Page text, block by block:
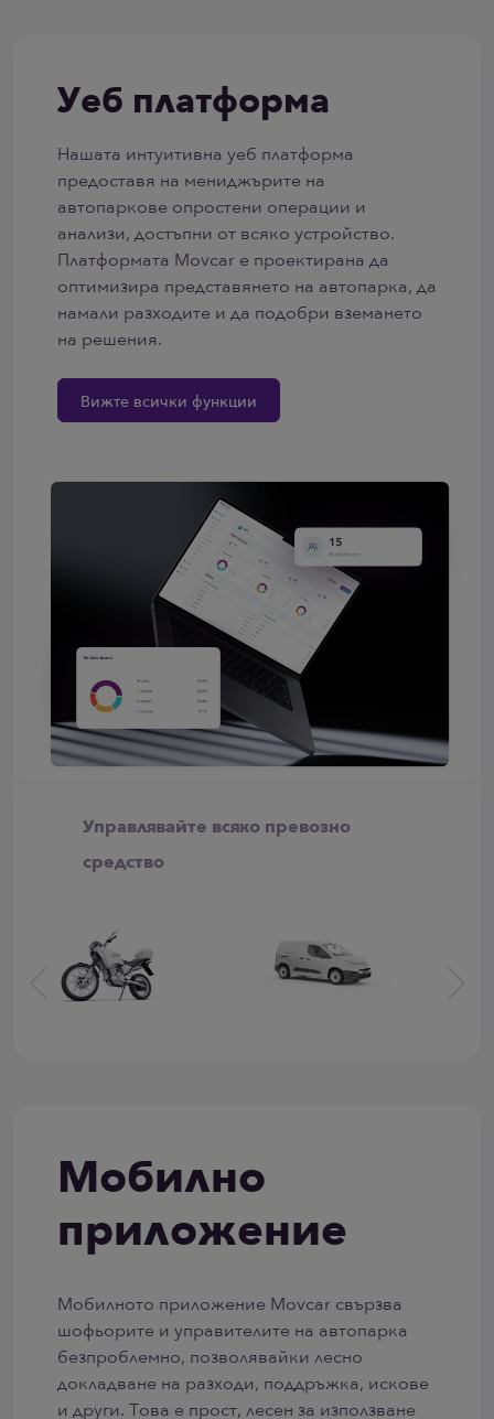
Уеб платформа
Нашата интуитивна уеб платформа
предоставя на мениджърите на
автопаркове опростени операции и
анализи, достъпни от всяко устройство.
Платформата Movcar е проектирана да
оптимизира представянето на автопарка, да
намали разходите и да подобри вземането
на решения.
Вижте всички функции
Управлявайте всяко превозно
средство
Мобилно
приложение
Мобилното приложение Movcar свързва
шофьорите и управителите на автопарка
безпроблемно, позволявайки лесно
докладване на разходи, поддръжка, искове
и други. Това е прост, лесен за използване